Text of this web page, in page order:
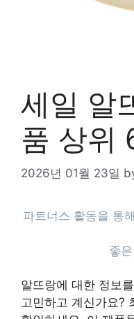
세일 알
품 상위
2026년 01월 23일
파트너스 활동을 통
좋
알뜨랑에 대한 정보
고민하고 계신가요?